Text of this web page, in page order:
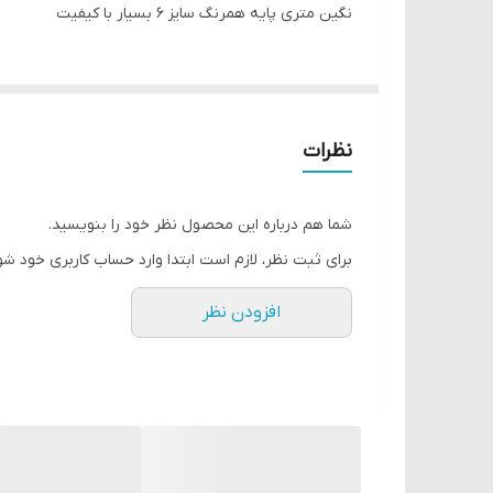
نگین متری پایه همرنگ سایز ۶ بسیار با کیفیت
نظرات
شما هم درباره این محصول نظر خود را بنویسید.
برای ثبت نظر، لازم است ابتدا وارد حساب کاربری خود
افزودن نظر